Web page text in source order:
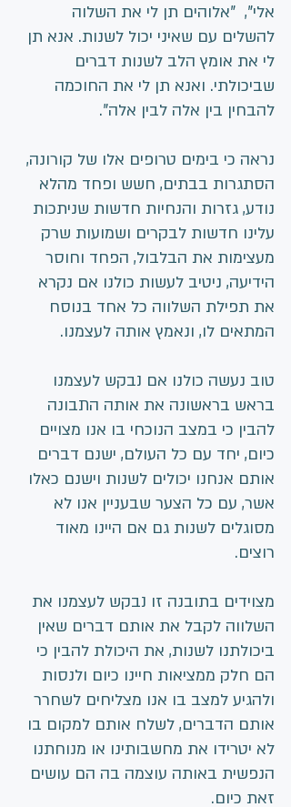
אלי",  "אלוהים תן לי את השלוה
להשלים עם שאיני יכול לשנות. אנא תן
לי את אומץ הלב לשנות דברים
שביכולתי. ואנא תן לי את החוכמה
להבחין בין אלה לבין אלה".
נראה כי בימים טרופים אלו של קורונה,
הסתגרות בבתים, חשש ופחד מהלא
נודע, גזרות והנחיות חדשות שניתכות
עלינו חדשות לבקרים ושמועות שרק
מעצימות את הבלבול, הפחד וחוסר
הידיעה, ניטיב לעשות כולנו אם נקרא
את תפילת השלווה כל אחד בנוסח
המתאים לו, ונאמץ אותה לעצמנו.
טוב נעשה כולנו אם נבקש לעצמנו
בראש בראשונה את אותה התבונה
להבין כי במצב הנוכחי בו אנו מצויים
כיום, יחד עם כל העולם, ישנם דברים
אותם אנחנו יכולים לשנות וישנם כאלו
אשר, עם כל הצער שבעניין אנו לא
מסוגלים לשנות גם אם היינו מאוד
רוצים.
מצוידים בתובנה זו נבקש לעצמנו את
השלווה לקבל את אותם דברים שאין
ביכולתנו לשנות, את היכולת להבין כי
הם חלק ממציאות חיינו כיום ולנסות
ולהגיע למצב בו אנו מצליחים לשחרר
אותם הדברים, לשלח אותם למקום בו
לא יטרידו את מחשבותינו או מנוחתנו
הנפשית באותה עוצמה בה הם עושים
זאת כיום.